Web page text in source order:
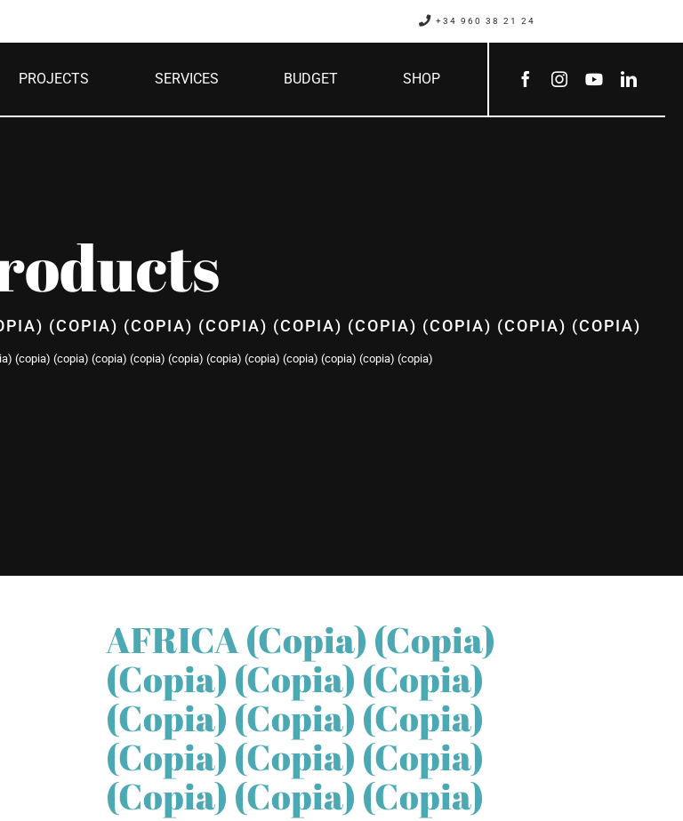
+34 960 38 21 24
PROJECTS SERVICES BUDGET SHOP
(COPIA) (COPIA) (COPIA) (COPIA) (COPIA) (COPIA) (COPIA) (COPIA)
(copia) (copia) (copia) (copia) (copia) (copia) (copia) (copia) (copia) (copia) (copia)
AFRICA (copia) (copia)
(copia) (copia) (copia)
(copia) (copia) (copia)
(copia) (copia) (copia)
(copia) (copia) (copia)